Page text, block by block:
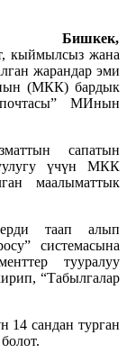
Бишкек,
кыймылсыз жана
жарандар эми
(МКК) бардык
МИнын
сапатын
үчүн МКК
маалыматтык
таап алып
системасына
тууралуу
“Табылгалар
14 сандан турган